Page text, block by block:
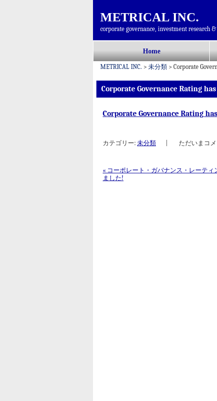
METRICAL INC.
corporate governance, investment research
メインメニュー
ン
ン
ツ
へ
Home
METRICAL INC. > 未分類 > Corporate
Corporate Governance Rating
Corporate Governance Rating
カテゴリー: 未分類 ただいまコ
投稿ナビゲーション
« コーポレート・ガバナンス・レーティ
ました!